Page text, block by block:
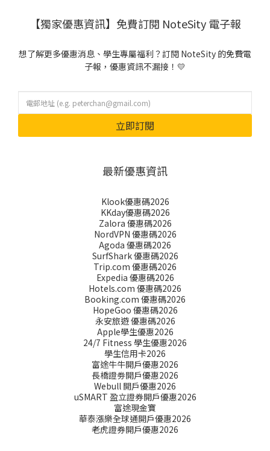
【獨家優惠資訊】免費訂閱 NoteSity 電子報
想了解更多優惠消息、學生專屬福利？訂閱 NoteSity 的免費電
子報，優惠資訊不漏接！💛
立即訂閱
最新優惠資訊
Klook優惠碼2026
KKday優惠碼2026
Zalora 優惠碼2026
NordVPN 優惠碼2026
Agoda 優惠碼2026
SurfShark 優惠碼2026
Trip.com 優惠碼2026
Expedia 優惠碼2026
Hotels.com 優惠碼2026
Booking.com 優惠碼2026
HopeGoo 優惠碼2026
永安旅遊 優惠碼2026
Apple學生優惠2026
24/7 Fitness 學生優惠2026
學生信用卡2026
富途牛牛開戶優惠2026
長橋證劵開戶優惠2026
Webull 開戶優惠2026
uSMART 盈立證券開戶優惠2026
富途現金寶
華泰漲樂全球通開戶優惠2026
老虎證券開戶優惠2026